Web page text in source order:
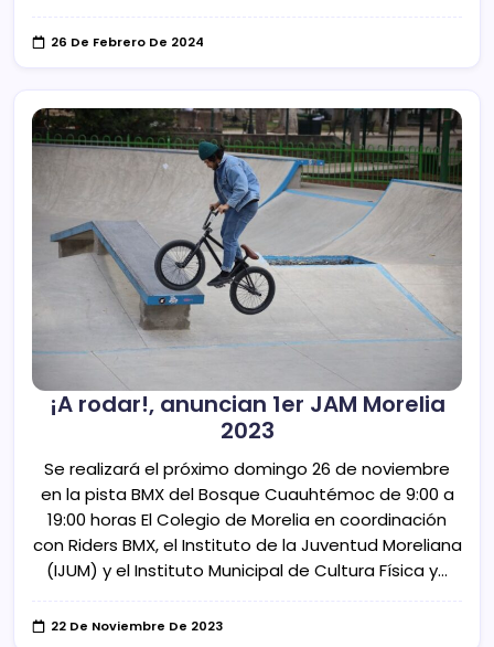
26 De Febrero De 2024
¡A rodar!, anuncian 1er JAM Morelia
2023
Se realizará el próximo domingo 26 de noviembre
en la pista BMX del Bosque Cuauhtémoc de 9:00 a
19:00 horas El Colegio de Morelia en coordinación
con Riders BMX, el Instituto de la Juventud Moreliana
(IJUM) y el Instituto Municipal de Cultura Física y…
22 De Noviembre De 2023